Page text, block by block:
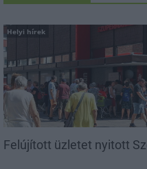
Helyi hírek
Felújított üzletet nyitott